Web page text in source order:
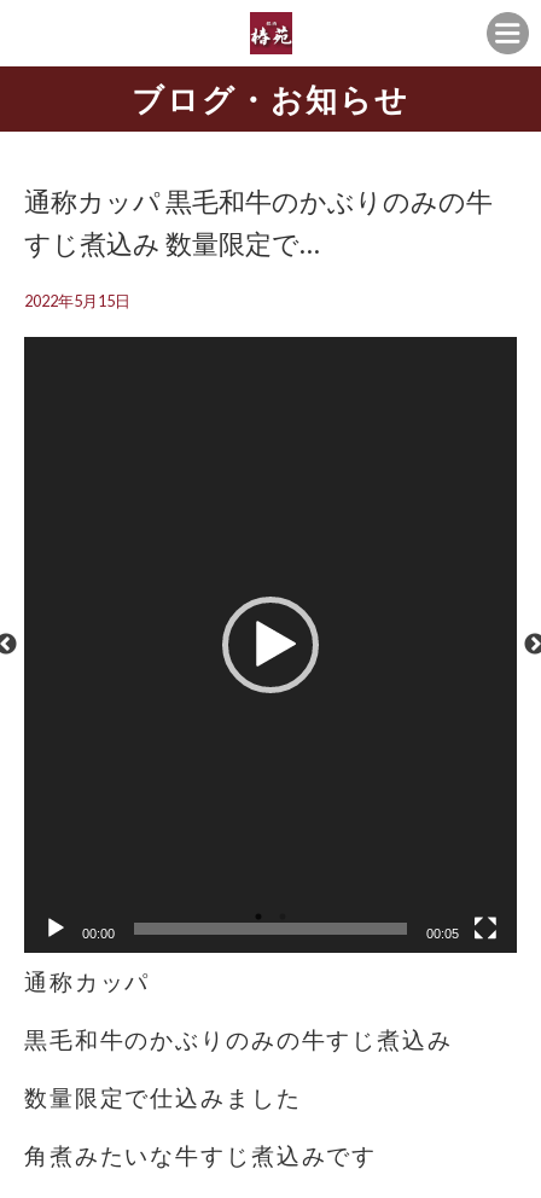
ブログ・お知らせ
通称カッパ️ 黒毛和牛のかぶりのみの牛
すじ煮込み 数量限定で…
2022年5月15日
00:00 00:05
通称カッパ️
黒毛和牛のかぶりのみの牛すじ煮込み
数量限定で仕込みました
角煮みたいな牛すじ煮込みです